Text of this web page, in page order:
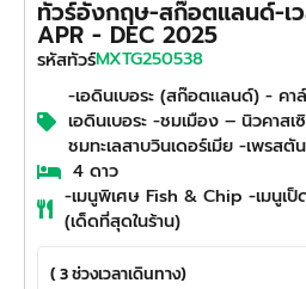
ทัวร์อังกฤษ-สก๊อตแลนด์-เ
APR - DEC 2025
รหัสทัวร์MXTG250538
-เอดินเบอระ (สก๊อตแลนด์) - คา
เอดินเบอระ -ชมเมือง – นิวคาสเซิล - ยอร์ก – ชมเมือง –
ชมทะเลสาบวินเดอร์เมีย -เพรสตัน – แมนเชสเตอร์ – เข้าชม
สนามแมนยูไนเต็ด - ลิเวอร์พูล –
4 ดาว
-เมนูพิเศษ Fish & Chip -เมนูเป็
(เด็ดที่สุดในร้าน)
( 3 ช่วงเวลาเดินทาง)